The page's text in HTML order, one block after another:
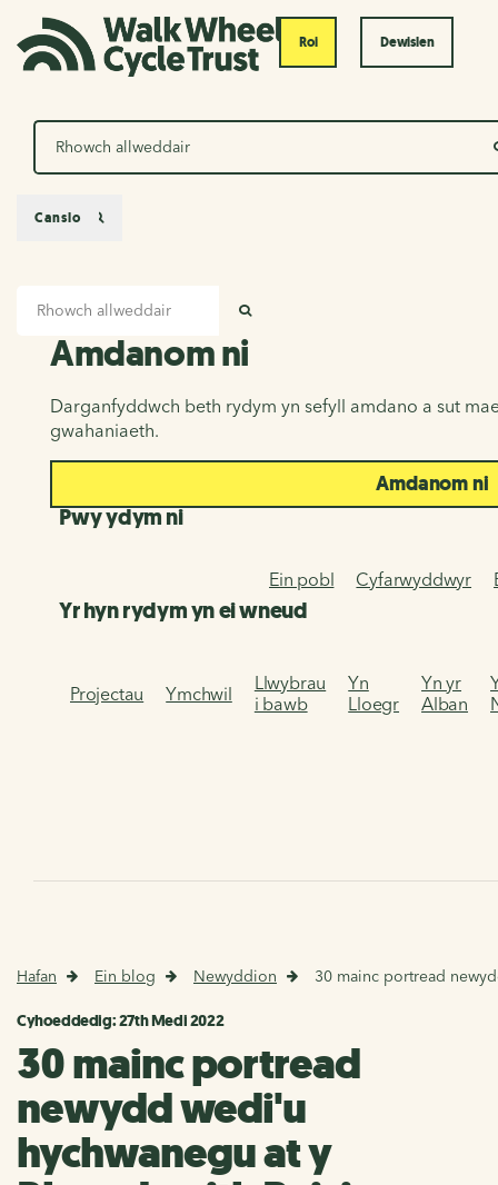
Roi Dewislen
Chwilio
Amdanom ni
Amdanom ni
Darganfyddwch beth rydym yn sefyll amdano a sut
gwahaniaeth.
Amdanom ni
Pwy ydym ni
Ein pobl Cyfarwyddwyr
Yr hyn rydym yn ei wneud
Projectau Ymchwil
Llwybrau
i bawb
Yn
Lloegr
Yn yr
Alban
Canslo
Hafan Ein blog Newyddion 30 mainc portread
Cyhoeddedig: 27th Medi 2022
30 mainc portread
newydd wedi'u
hychwanegu at y